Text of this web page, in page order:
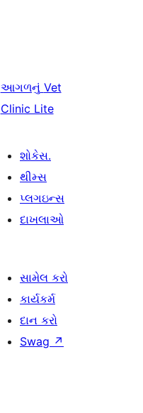
આગળનું Vet
Clinic Lite
શોકેસ.
થીમ્સ
પ્લગઇન્સ
દાખલાઓ
સામેલ કરો
કાર્યકર્મ
દાન કરો
Swag ↗